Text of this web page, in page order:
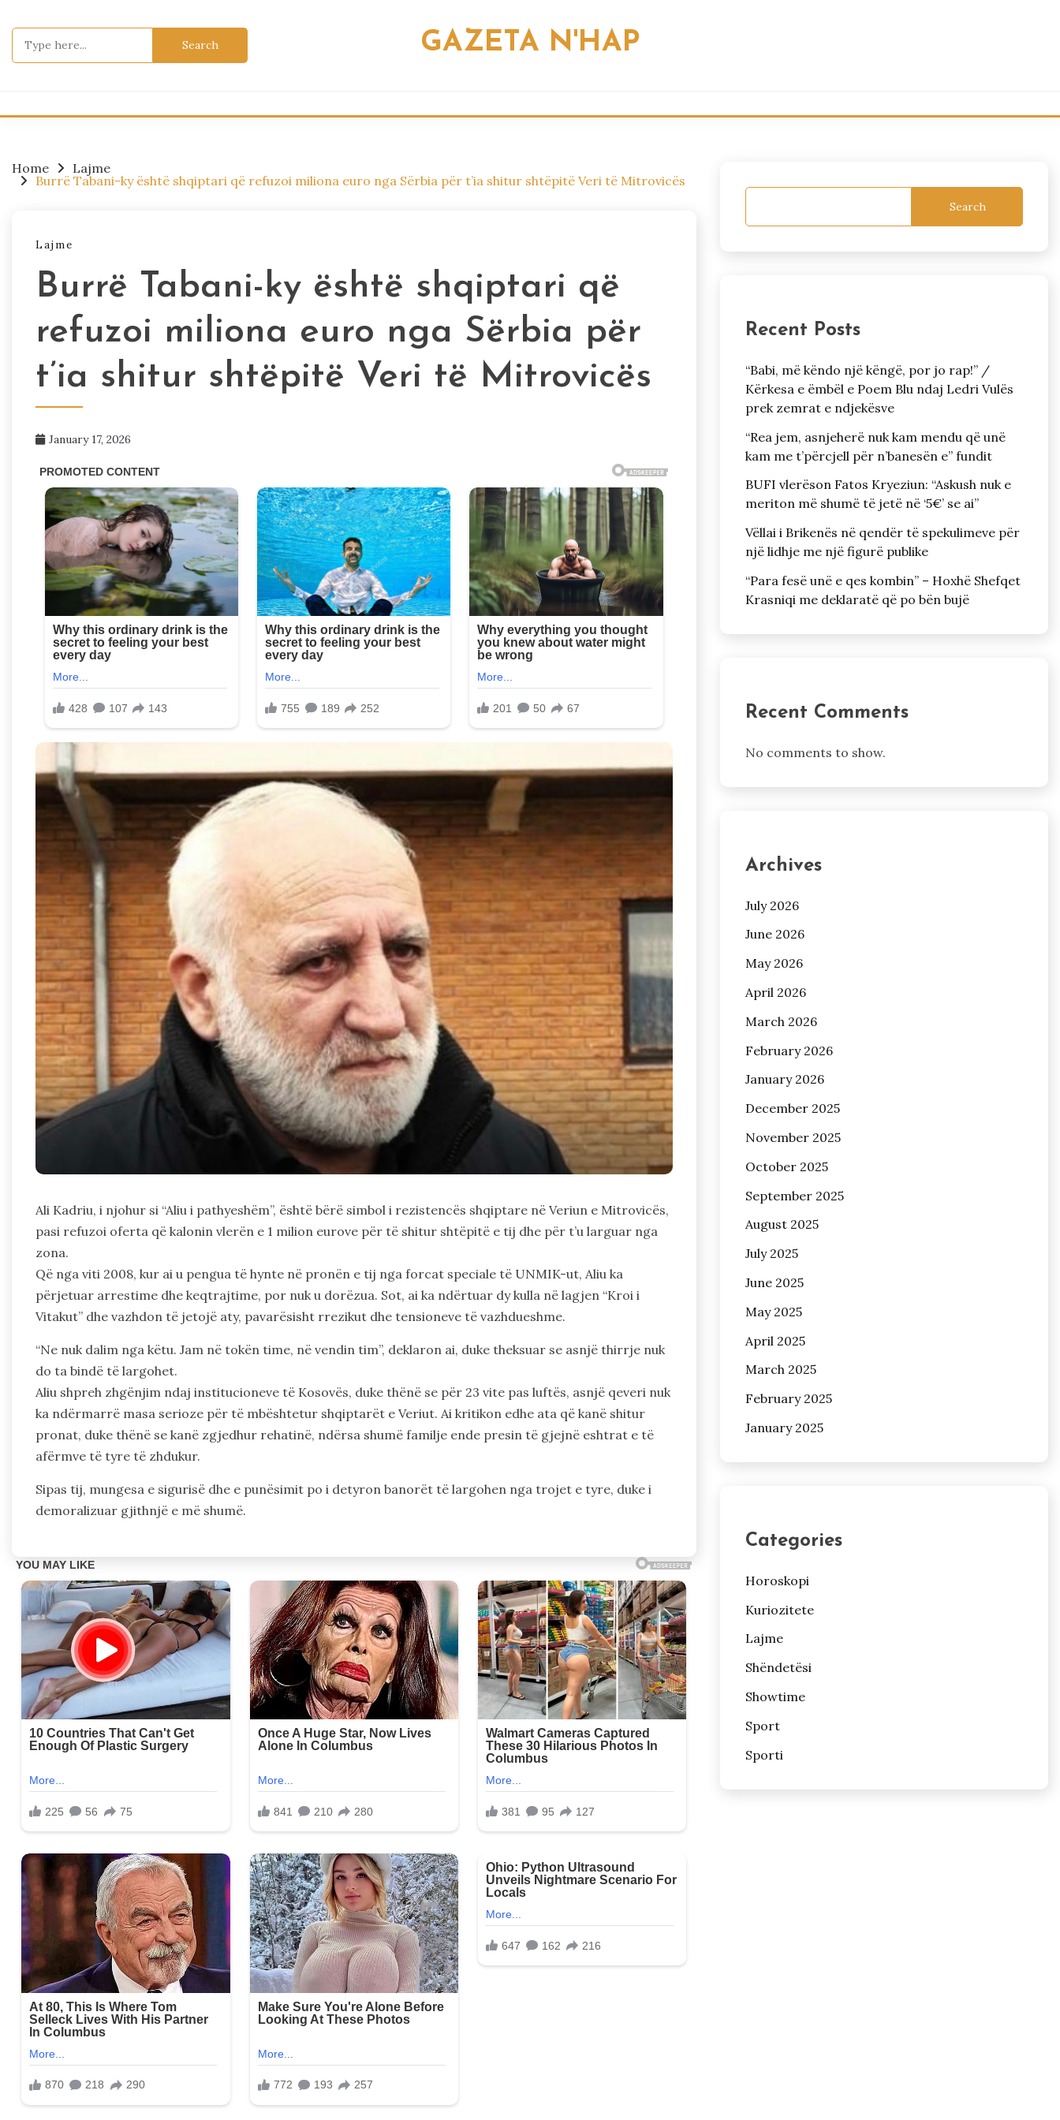
to
content
GAZETA N'HAP
Home
Lajme
Burrë Tabani-ky është shqiptari që refuzoi miliona euro nga Sërbia për t’ia shitur shtëpitë Veri të Mitrovicës
Lajme
Burrë Tabani-ky është shqiptari që
refuzoi miliona euro nga Sërbia për
t’ia shitur shtëpitë Veri të Mitrovicës
January 17, 2026
Ali Kadriu, i njohur si “Aliu i pathyeshëm”, është bërë simbol i rezistencës shqiptare në Veriun e Mitrovicës,
pasi refuzoi oferta që kalonin vlerën e 1 milion eurove për të shitur shtëpitë e tij dhe për t’u larguar nga
zona.
Që nga viti 2008, kur ai u pengua të hynte në pronën e tij nga forcat speciale të UNMIK-ut, Aliu ka
përjetuar arrestime dhe keqtrajtime, por nuk u dorëzua. Sot, ai ka ndërtuar dy kulla në lagjen “Kroi i
Vitakut” dhe vazhdon të jetojë aty, pavarësisht rrezikut dhe tensioneve të vazhdueshme.
“Ne nuk dalim nga këtu. Jam në tokën time, në vendin tim”, deklaron ai, duke theksuar se asnjë thirrje nuk
do ta bindë të largohet.
Aliu shpreh zhgënjim ndaj institucioneve të Kosovës, duke thënë se për 23 vite pas luftës, asnjë qeveri nuk
ka ndërmarrë masa serioze për të mbështetur shqiptarët e Veriut. Ai kritikon edhe ata që kanë shitur
pronat, duke thënë se kanë zgjedhur rehatinë, ndërsa shumë familje ende presin të gjejnë eshtrat e të
afërmve të tyre të zhdukur.
Sipas tij, mungesa e sigurisë dhe e punësimit po i detyron banorët të largohen nga trojet e tyre, duke i
demoralizuar gjithnjë e më shumë.
Search
Recent Posts
“Babi, më këndo një këngë, por jo rap!” /
Kërkesa e ëmbël e Poem Blu ndaj Ledri Vulës
prek zemrat e ndjekësve
“Rea jem, asnjeherë nuk kam mendu që unë
kam me t’përcjell për n’banesën e” fundit
BUFI vlerëson Fatos Kryeziun: “Askush nuk e
meriton më shumë të jetë në ‘5€’ se ai”
Vëllai i Brikenës në qendër të spekulimeve për
një lidhje me një figurë publike
“Para fesë unë e qes kombin” – Hoxhë Shefqet
Krasniqi me deklaratë që po bën bujë
Recent Comments
No comments to show.
Archives
July 2026
June 2026
May 2026
April 2026
March 2026
February 2026
January 2026
December 2025
November 2025
October 2025
September 2025
August 2025
July 2025
June 2025
May 2025
April 2025
March 2025
February 2025
January 2025
Categories
Horoskopi
Kuriozitete
Lajme
Shëndetësi
Showtime
Sport
Sporti